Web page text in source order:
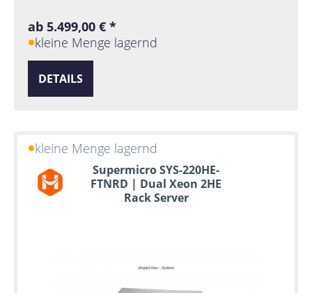
ab 5.499,00 € *
kleine Menge lagernd
DETAILS
kleine Menge lagernd
Supermicro SYS-220HE-
FTNRD | Dual Xeon 2HE
Rack Server